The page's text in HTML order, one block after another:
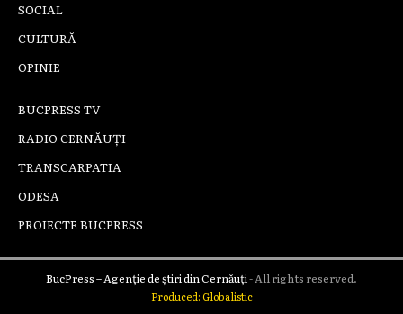
SOCIAL
CULTURĂ
OPINIE
BUCPRESS TV
RADIO CERNĂUȚI
TRANSCARPATIA
ODESA
PROIECTE BUCPRESS
BucPress – Agenție de știri din Cernăuți- All rights reserved.
Produced: Globalistic